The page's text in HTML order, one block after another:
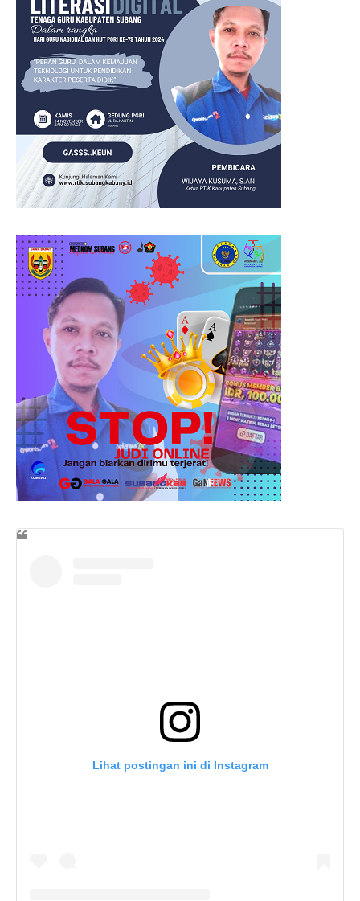
Lihat postingan ini di Instagram